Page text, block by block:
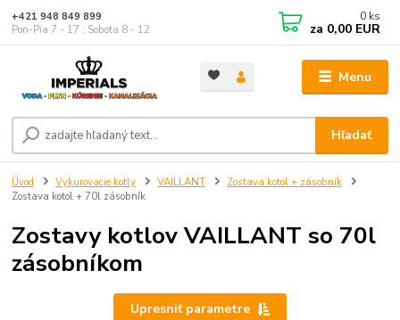
Menu
Hľadať
+421 948 849 899
Pon-Pia 7 - 17 ; Sobota 8 - 12
0 ks
za 0,00 EUR
Úvod Vykurovacie kotly VAILLANT
Zostava kotol + zásobník
Zostava kotol + 70l zásobník
Zostavy kotlov VAILLANT so 70l
zásobníkom
Upresniť parametre